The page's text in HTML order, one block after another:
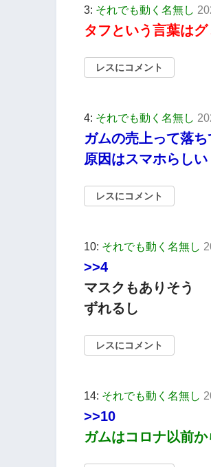
3: それでも動く名無し
タフという言葉は
レスにコメント
4: それでも動く名無し
ガムの売上って落
原因はスマホらしい
レスにコメント
10: それでも動く名無し
>>4
マスクもありそう
ずれるし
レスにコメント
14: それでも動く名無し
>>10
ガムはコロナ以前